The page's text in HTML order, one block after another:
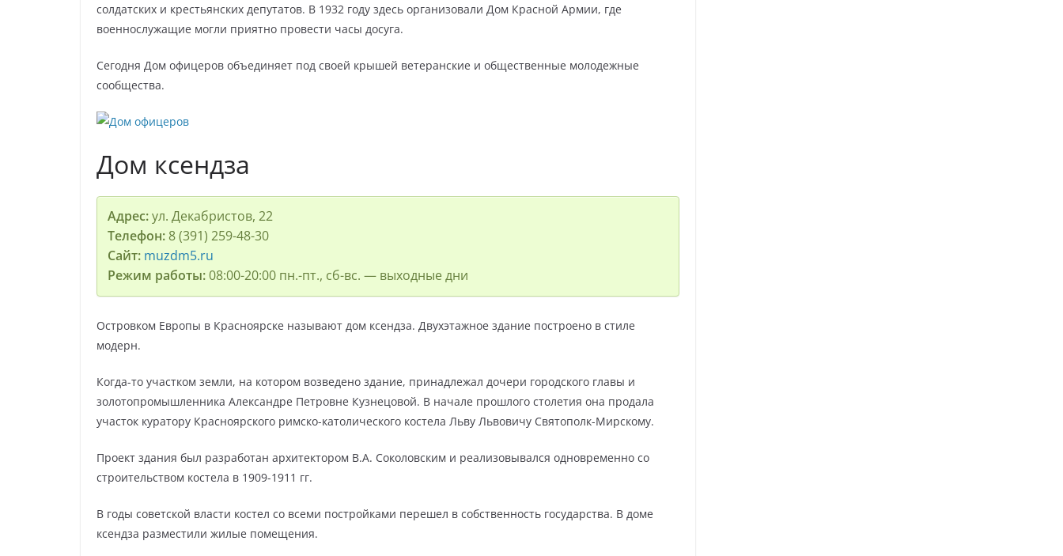
солдатских и крестьянских депутатов. В 1932 году здесь организовали Дом Красной Армии, где
военнослужащие могли приятно провести часы досуга.
Сегодня Дом офицеров объединяет под своей крышей ветеранские и общественные молодежные
сообщества.
Дом ксендза
Адрес:ул. Декабристов, 22
Телефон:8 (391) 259-48-30
Сайт: muzdm5.ru
Режим работы:08:00-20:00 пн.-пт., сб-вс. — выходные дни
Островком Европы в Красноярске называют дом ксендза. Двухэтажное здание построено в стиле
модерн.
Когда-то участком земли, на котором возведено здание, принадлежал дочери городского главы и
золотопромышленника Александре Петровне Кузнецовой. В начале прошлого столетия она продала
участок куратору Красноярского римско-католического костела Льву Львовичу Святополк-Мирскому.
Проект здания был разработан архитектором В.А. Соколовским и реализовывался одновременно со
строительством костела в 1909-1911 гг.
В годы советской власти костел со всеми постройками перешел в собственность государства. В доме
ксендза разместили жилые помещения.